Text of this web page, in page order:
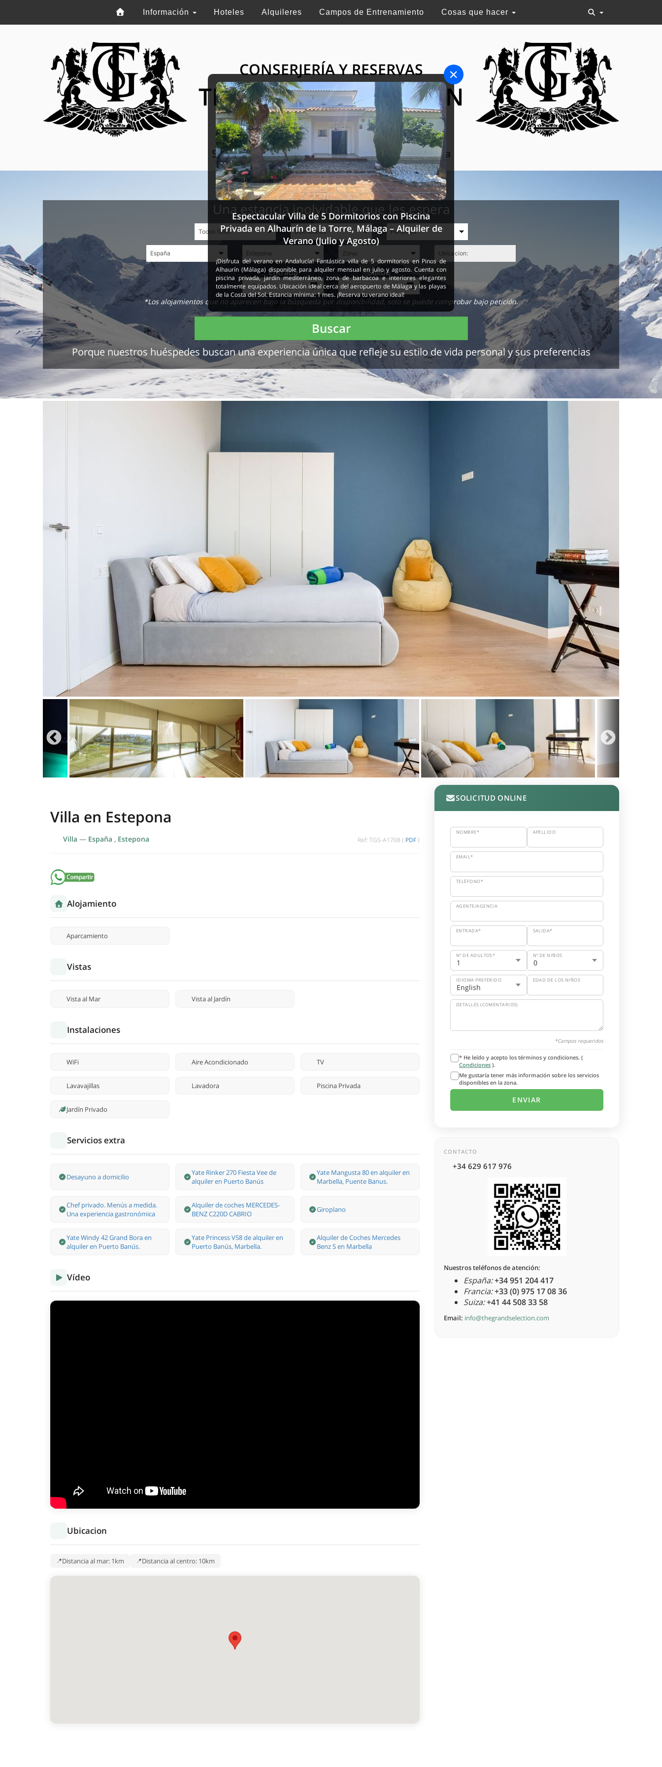
Información Hoteles Alquileres Campos de Entrenamiento Cosas que hacer
CONSERJERÍA Y RESERVAS
THE GRAND SELECTION
Servicios turísticos de lujo en Suiza, Francia y España
Una estancia inolvidable que les espera
Entrada Salida
*Los alojamientos que no aparecen bajo la búsqueda por disponibilidad, solo se puede comprobar bajo petición.
Buscar
Porque nuestros huéspedes buscan una experiencia única que refleje su estilo de vida personal y sus preferencias
Villa en Estepona
Villa — España , Estepona Ref: TGS-A1708 ( PDF )
Alojamiento
Aparcamiento
Vistas
Vista al Mar Vista al Jardín
Instalaciones
WiFi Aire Acondicionado TV
Lavavajillas Lavadora Piscina Privada
Jardín Privado
Servicios extra
Desayuno a domicilio
Yate Rinker 270 Fiesta Vee de
alquiler en Puerto Banús
Yate Mangusta 80 en alquiler en
Marbella, Puente Banus.
Chef privado. Menús a medida.
Una experiencia gastronómica
Alquiler de coches MERCEDES-
BENZ C220D CABRIO
Giroplano
Yate Windy 42 Grand Bora en
alquiler en Puerto Banús.
Yate Princess V58 de alquiler en
Puerto Banús, Marbella.
Alquiler de Coches Mercedes
Benz S en Marbella
Vídeo
Ubicacion
Distancia al mar: 1km Distancia al centro: 10km
SOLICITUD ONLINE
NOMBRE* APELLIDO
EMAIL*
TELÉFONO*
AGENTE/AGENCIA
ENTRADA* SALIDA*
Nº DE ADULTOS* Nº DE NIÑOS
IDIOMA PREFERIDO EDAD DE LOS NIÑOS
DETALLES (COMENTARIOS)
*Campos requeridos
* He leído y acepto los términos y condiciones. (
Condiciones ).
Me gustaría tener más información sobre los servicios
disponibles en la zona.
CONTACTO
+34 629 617 976
Nuestros teléfonos de atención:
España:+34 951 204 417
Francia:+33 (0) 975 17 08 36
Suiza:+41 44 508 33 58
Email: info@thegrandselection.com
Espectacular Villa de 5 Dormitorios con Piscina
Privada en Alhaurín de la Torre, Málaga – Alquiler de
Verano (Julio y Agosto)
¡Disfruta del verano en Andalucía! Fantástica villa de 5 dormitorios en Pinos de
Alhaurín (Málaga) disponible para alquiler mensual en julio y agosto. Cuenta con
piscina privada, jardín mediterráneo, zona de barbacoa e interiores elegantes
totalmente equipados. Ubicación ideal cerca del aeropuerto de Málaga y las playas
de la Costa del Sol. Estancia mínima: 1 mes. ¡Reserva tu verano ideal!